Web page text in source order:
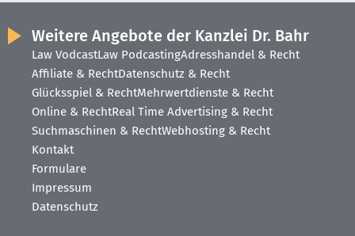
Weitere Angebote der Kanzlei Dr. Bahr
Law VodcastLaw PodcastingAdresshandel & Recht
Affiliate & RechtDatenschutz & Recht
Glücksspiel & RechtMehrwertdienste & Recht
Online & RechtReal Time Advertising & Recht
Suchmaschinen & RechtWebhosting & Recht
Kontakt
Formulare
Impressum
Datenschutz